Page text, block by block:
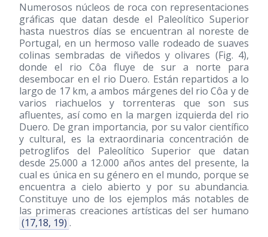
Numerosos núcleos de roca con representaciones
gráficas que datan desde el Paleolítico Superior
hasta nuestros días se encuentran al noreste de
Portugal, en un hermoso valle rodeado de suaves
colinas sembradas de viñedos y olivares (Fig. 4),
donde el rio Côa fluye de sur a norte para
desembocar en el rio Duero. Están repartidos a lo
largo de 17 km, a ambos márgenes del rio Côa y de
varios riachuelos y torrenteras que son sus
afluentes, así como en la margen izquierda del rio
Duero. De gran importancia, por su valor científico
y cultural, es la extraordinaria concentración de
petroglifos del Paleolítico Superior que datan
desde 25.000 a 12.000 años antes del presente, la
cual es única en su género en el mundo, porque se
encuentra a cielo abierto y por su abundancia.
Constituye uno de los ejemplos más notables de
las primeras creaciones artísticas del ser humano
(17,18, 19) .